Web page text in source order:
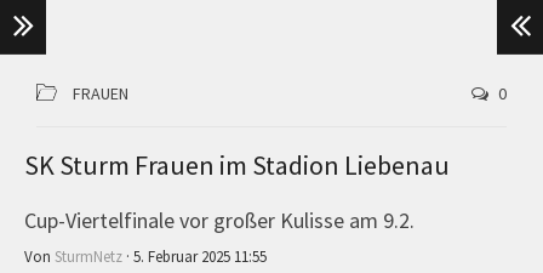
FRAUEN 0
SK Sturm Frauen im Stadion Liebenau
Cup-Viertelfinale vor großer Kulisse am 9.2.
Von SturmNetz · 5. Februar 2025 11:55